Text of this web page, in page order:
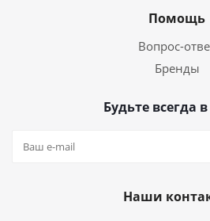
Помощь
Вопрос-
Бренды
Будьте всегда
Наши